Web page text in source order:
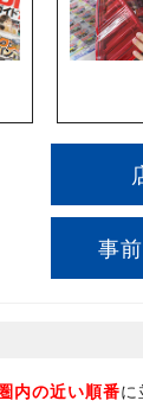
事
内の近い順番に